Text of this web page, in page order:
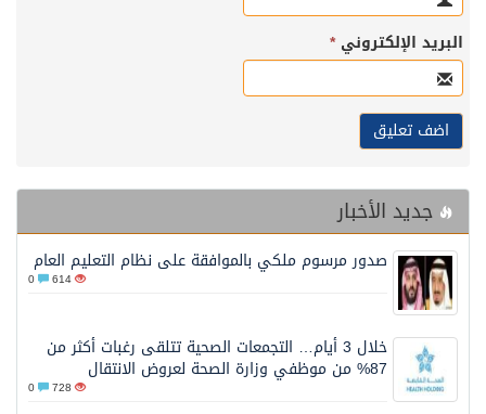
البريد الإلكتروني*
جديد الأخبار
صدور مرسوم ملكي بالموافقة على نظام التعليم العام
614
خلال 3 أيام… التجمعات الصحية تتلقى رغبات أكثر من
87% من موظفي وزارة الصحة لعروض الانتقال
728